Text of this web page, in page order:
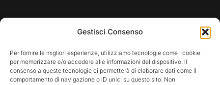
Gestisci Consenso
Per fornire le migliori esperienze, utilizziamo tecnologie come i cookie
per memorizzare e/o accedere alle informazioni del dispositivo. Il
consenso a queste tecnologie ci permetterà di elaborare dati come il
comportamento di navigazione o ID unici su questo sito. Non
PRIVACY POLICY
WHISTLEBLOWING
Rimani aggiornato sulle nostre attività